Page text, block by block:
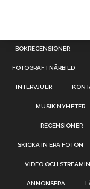
BOKRECENSIONER
FOTOGRAF I NÄRBILD
INTERVJUER
MUSIK NYHETER
RECENSIONER
SKICKA IN ERA FOTON
VIDEO OCH
ANNONSERA